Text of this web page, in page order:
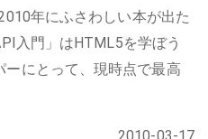
年にふさわしい本が出た
入門」はHTML5を学ぼう
ーにとって、現時点で最高